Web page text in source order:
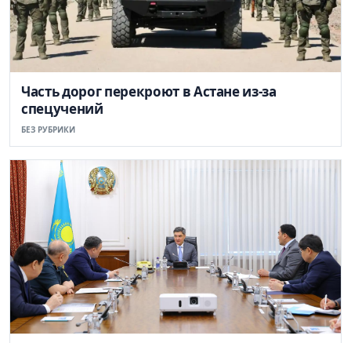
Часть дорог перекроют в Астане из-за
спецучений
БЕЗ РУБРИКИ